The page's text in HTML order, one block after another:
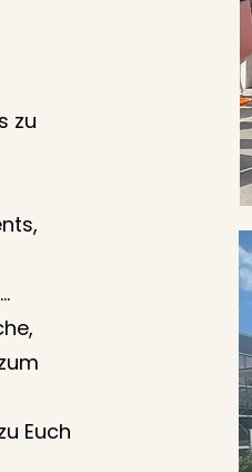
zu
Euch